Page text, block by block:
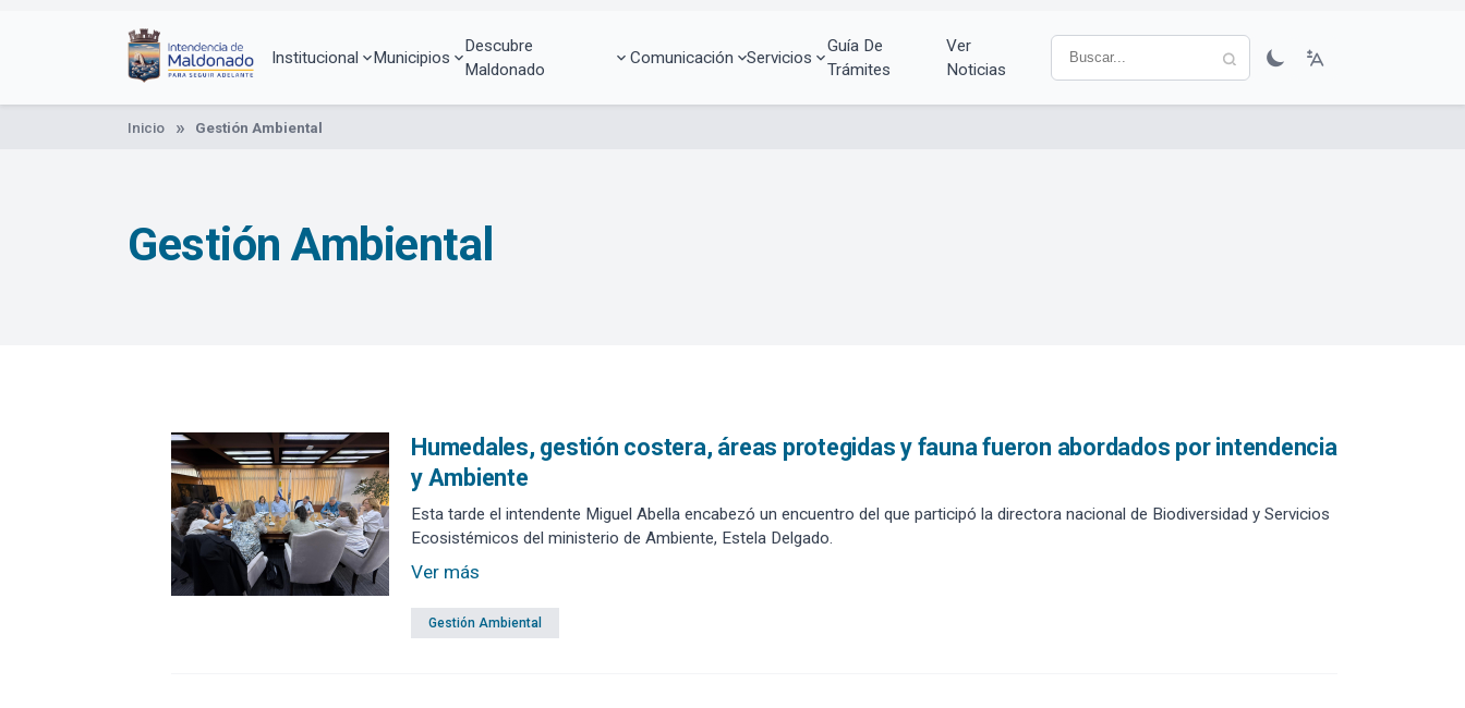
Institucional Municipios
Descubre
Maldonado
Comunicación Servicios
Guía De
Trámites
Ver
Noticias
Inicio Gestión Ambiental
Gestión Ambiental
Humedales, gestión costera, áreas protegidas y fauna fueron abordados por intendencia
y Ambiente
Esta tarde el intendente Miguel Abella encabezó un encuentro del que participó la directora nacional de Biodiversidad y Servicios
Ecosistémicos del ministerio de Ambiente, Estela Delgado.
Ver más
Gestión Ambiental